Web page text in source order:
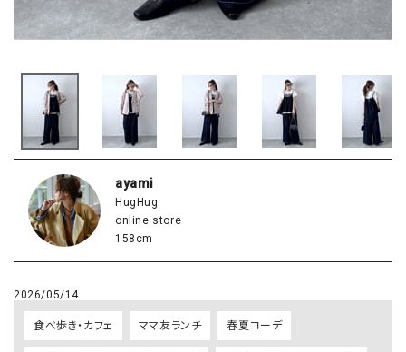
ayami
HugHug
online store
158cm
2026/05/14
食べ歩き・カフェ ママ友ランチ 春夏コーデ